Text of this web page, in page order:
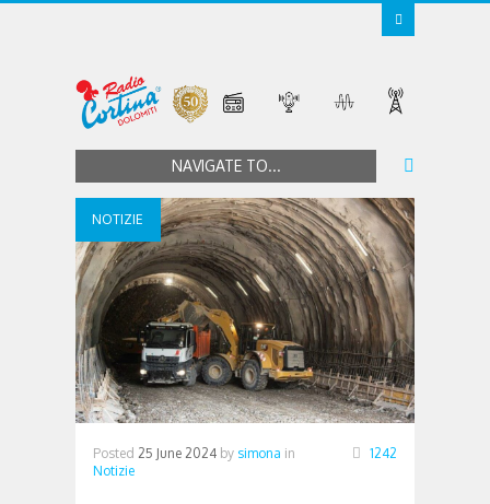
NAVIGATE TO...
NOTIZIE
Posted 25 June 2024 by simona in
Notizie
1242